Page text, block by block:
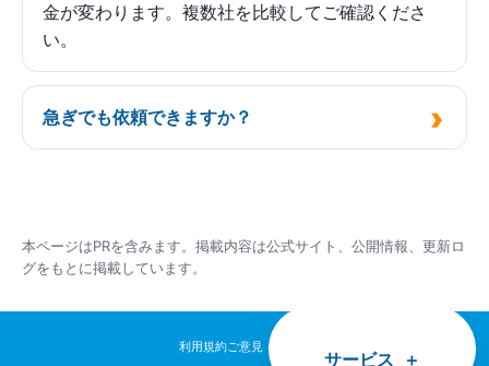
サービス
金が変わります。複数社を比較してご確認くださ
い。
急ぎでも依頼できますか？
本ページはPRを含みます。掲載内容は公式サイト、公開情報、更新ロ
グをもとに掲載しています。
利用規約ご意見・ご感想